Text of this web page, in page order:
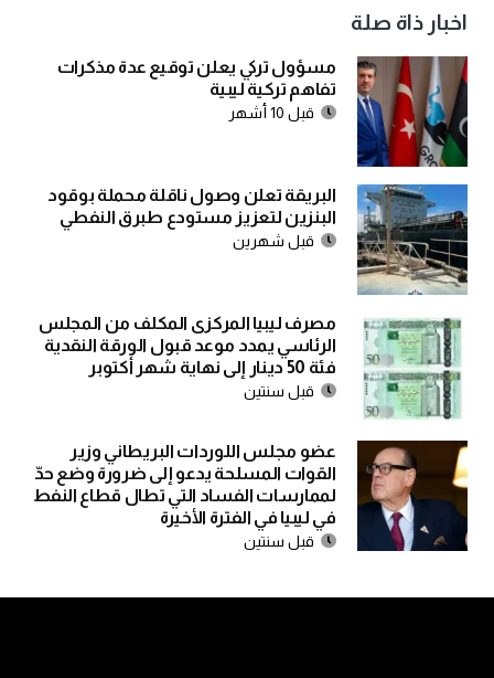
اخبار ذاة صلة
مسؤول تركي يعلن توقيع عدة مذكرات
تفاهم تركية ليبية
قبل 10 أشهر
البريقة تعلن وصول ناقلة محملة بوقود
البنزين لتعزيز مستودع طبرق النفطي
قبل شهرين
مصرف ليبيا المركزى المكلف من المجلس
الرئاسي يمدد موعد قبول الورقة النقدية
فئة 50 دينار إلى نهاية شهر أكتوبر
قبل سنتين
عضو مجلس اللوردات البريطاني وزير
القوات المسلحة يدعو إلى ضرورة وضع حدّ
لممارسات الفساد التي تطال قطاع النفط
في ليبيا في الفترة الأخيرة
قبل سنتين